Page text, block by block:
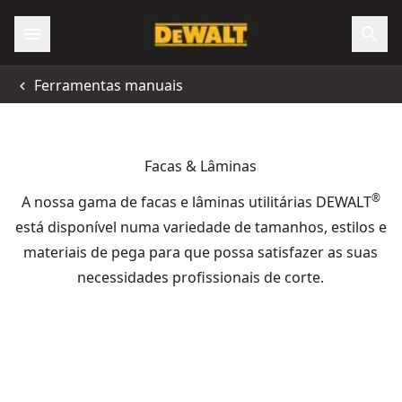
Ferramentas manuais
Facas & Lâminas
A nossa gama de facas e lâminas utilitárias DEWALT®
está disponível numa variedade de tamanhos, estilos e
materiais de pega para que possa satisfazer as suas
necessidades profissionais de corte.